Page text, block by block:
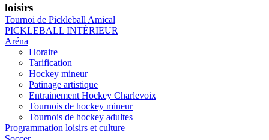
loisirs
Tournoi de Pickleball Amical
PICKLEBALL INTÉRIEUR
Aréna
Horaire
Tarification
Hockey mineur
Patinage artistique
Entrainement Hockey Charlevoix
Tournois de hockey mineur
Tournois de hockey adultes
Programmation loisirs et culture